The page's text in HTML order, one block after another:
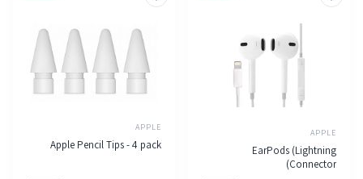
APPLE
EarPods (Lightning
Connector)
APPLE
Apple Pencil Tips - 4 pack